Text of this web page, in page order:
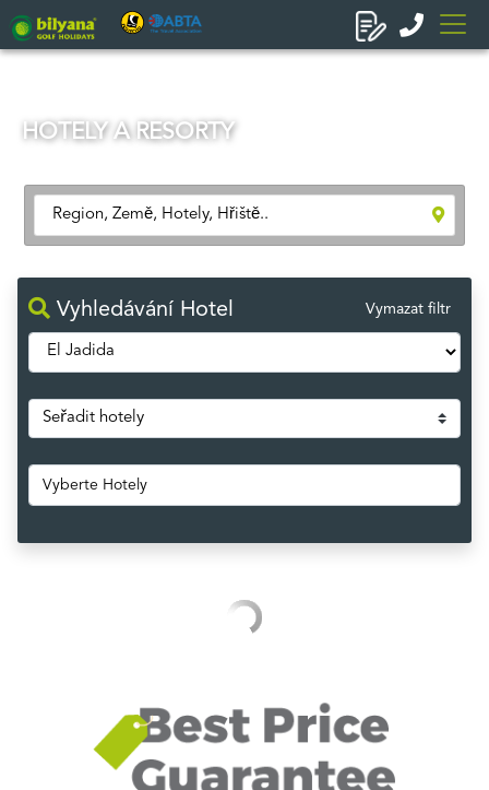
HOTELY A RESORTY
Vyhledávání Hotel Vymazat filtr